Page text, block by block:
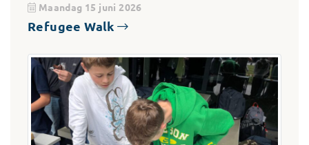
Maandag 15 juni 2026
Refugee Walk